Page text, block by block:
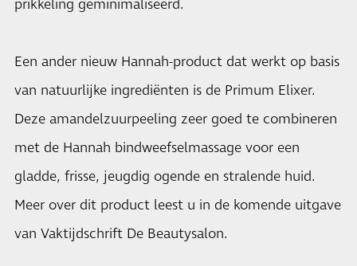
prikkeling geminimaliseerd.
Een ander nieuw Hannah-product dat werkt op basis
van natuurlijke ingrediënten is de Primum Elixer.
Deze amandelzuurpeeling zeer goed te combineren
met de Hannah bindweefselmassage voor een
gladde, frisse, jeugdig ogende en stralende huid.
Meer over dit product leest u in de komende uitgave
van Vaktijdschrift De Beautysalon.